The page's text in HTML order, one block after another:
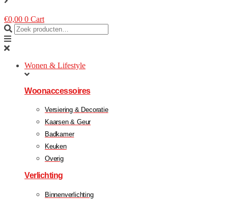
€0,00 0 Cart
Wonen & Lifestyle
Woonaccessoires
Versiering & Decoratie
Kaarsen & Geur
Badkamer
Keuken
Overig
Verlichting
Binnenverlichting